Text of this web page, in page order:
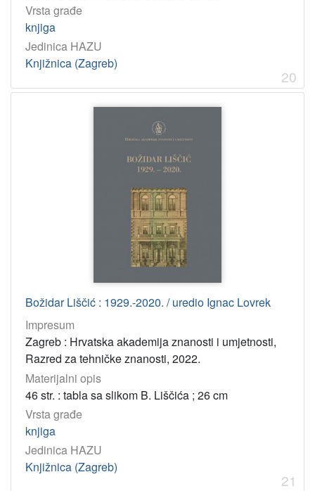
Vrsta građe
knjiga
Jedinica HAZU
Knjižnica (Zagreb)
20
Božidar Liščić : 1929.-2020. / uredio Ignac Lovrek
Impresum
Zagreb : Hrvatska akademija znanosti i umjetnosti,
Razred za tehničke znanosti, 2022.
Materijalni opis
46 str. : tabla sa slikom B. Liščića ; 26 cm
Vrsta građe
knjiga
Jedinica HAZU
Knjižnica (Zagreb)
21